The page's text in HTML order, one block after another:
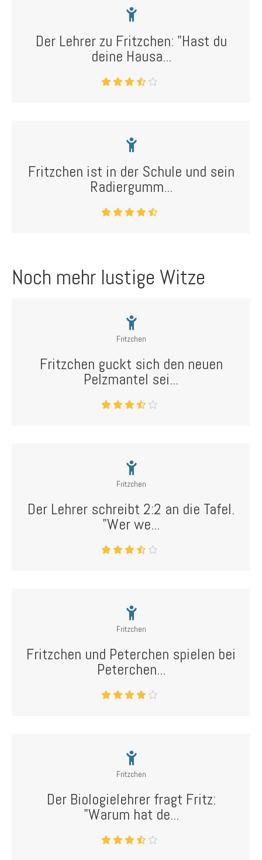
Der Lehrer zu Fritzchen: "Hast du
deine Hausa...
Fritzchen ist in der Schule und sein
Radiergumm...
Noch mehr lustige Witze
Fritzchen
Fritzchen guckt sich den neuen
Pelzmantel sei...
Fritzchen
Der Lehrer schreibt 2:2 an die Tafel.
"Wer we...
Fritzchen
Fritzchen und Peterchen spielen bei
Peterchen...
Fritzchen
Der Biologielehrer fragt Fritz:
"Warum hat de...